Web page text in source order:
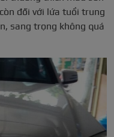
đối với lứa tuổi trung
sang trọng không quá